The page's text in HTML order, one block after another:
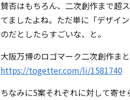
賛否はもちろん、二次創作まで超
てましたよね。ただ単に「デザイ
のだとしたらすごいな、と。
大阪万博のロゴマーク二次創作ま
https://togetter.com/li/1581740
ちなみに5案それぞれに対して寄